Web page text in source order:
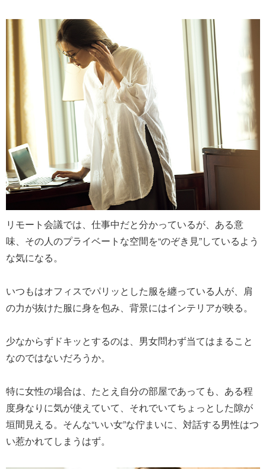
リモート会議では、仕事中だと分かっているが、ある意
味、その人のプライベートな空間を“のぞき見”しているよう
な気になる。
いつもはオフィスでパリッとした服を纏っている人が、肩
の力が抜けた服に身を包み、背景にはインテリアが映る。
少なからずドキッとするのは、男女問わず当てはまること
なのではないだろうか。
特に女性の場合は、たとえ自分の部屋であっても、ある程
度身なりに気が使えていて、それでいてちょっとした隙が
垣間見える。そんな“いい女”な佇まいに、対話する男性はつ
い惹かれてしまうはず。